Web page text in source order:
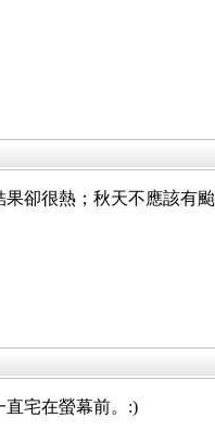
卻很熱；秋天不應該有
宅在螢幕前。:)